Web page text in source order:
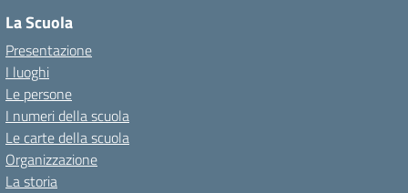
La Scuola
Presentazione
I luoghi
Le persone
I numeri della scuola
Le carte della scuola
Organizzazione
La storia